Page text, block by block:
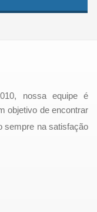
nossa equipe é
objetivo de encontrar
sempre na satisfação